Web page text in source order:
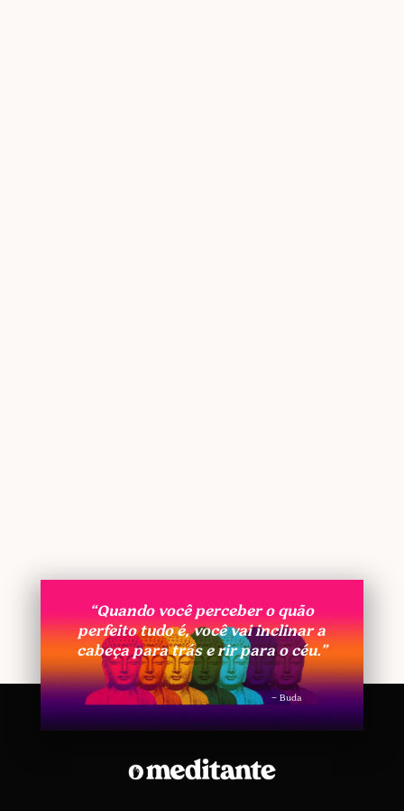
“Quando você perceber o quão
perfeito tudo é, você vai inclinar a
cabeça para trás e rir para o céu.”
– Buda